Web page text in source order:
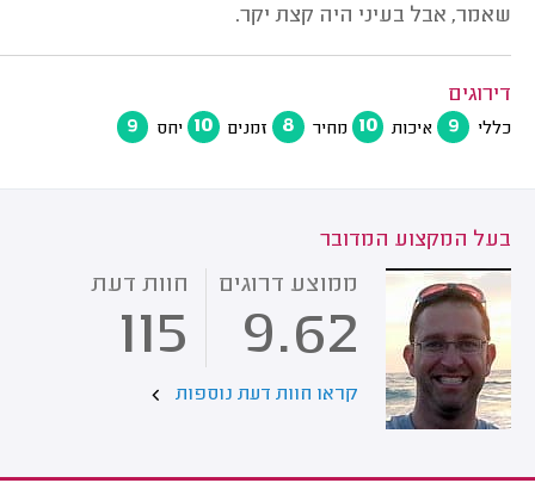
שאמר, אבל בעיני היה קצת יקר.
דירוגים
כללי 9 איכות 10 מחיר 8 זמנים 10 יחס 9
בעל המקצוע המדובר
ממוצע דרוגים
9.62
חוות דעת
115
קראו חוות דעת נוספות